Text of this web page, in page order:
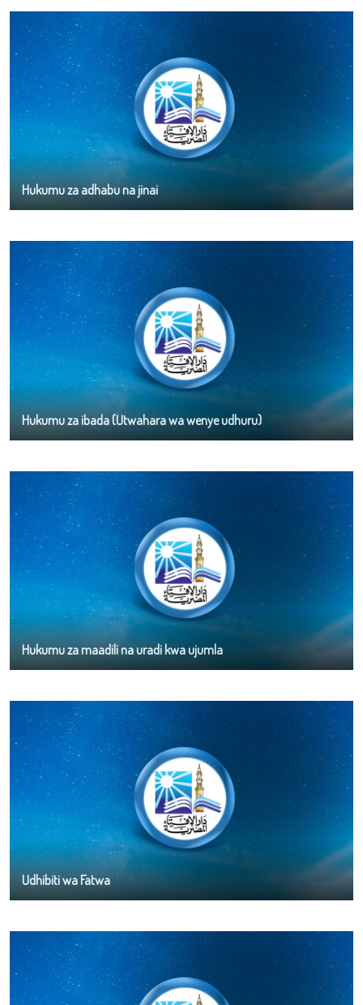
Hukumu za adhabu na jinai
Hukumu za ibada (Utwahara wa wenye udhuru)
Hukumu za maadili na uradi kwa ujumla
Udhibiti wa Fatwa